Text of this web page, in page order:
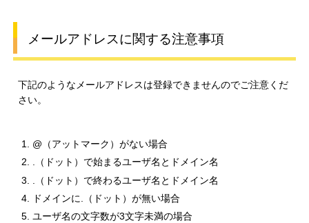
メールアドレスに関する注意事項
下記のようなメールアドレスは登録できませんのでご注意くだ
さい。
@（アットマーク）がない場合
.（ドット）で始まるユーザ名とドメイン名
.（ドット）で終わるユーザ名とドメイン名
ドメインに.（ドット）が無い場合
ユーザ名の文字数が3文字未満の場合